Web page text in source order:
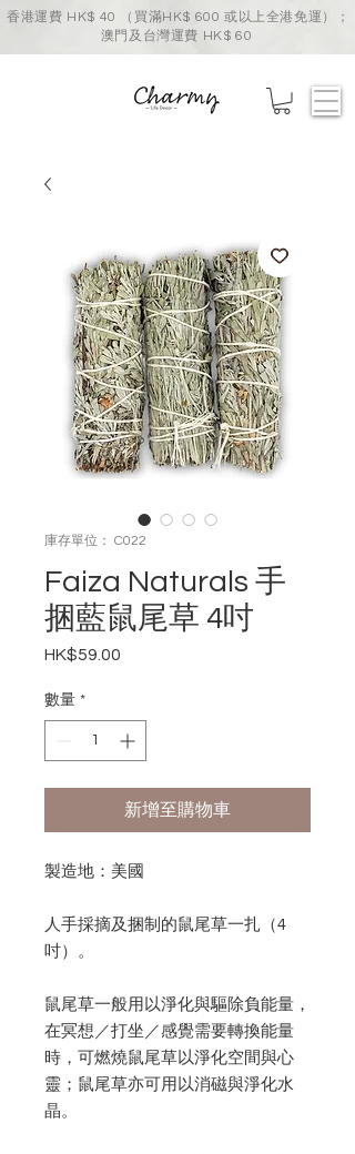
香港運費 HK$ 40 （買滿HK$ 600 或以上全港免運）；
澳門及台灣運費 HK$ 60
庫存單位： C022
Faiza Naturals 手
捆藍鼠尾草 4吋
HK$59.00
數量 *
新增至購物車
製造地：美國
人手採摘及捆制的鼠尾草一扎（4
吋）。
鼠尾草一般用以淨化與驅除負能量，
在冥想／打坐／感覺需要轉換能量
時，可燃燒鼠尾草以淨化空間與心
靈；鼠尾草亦可用以消磁與淨化水
晶。